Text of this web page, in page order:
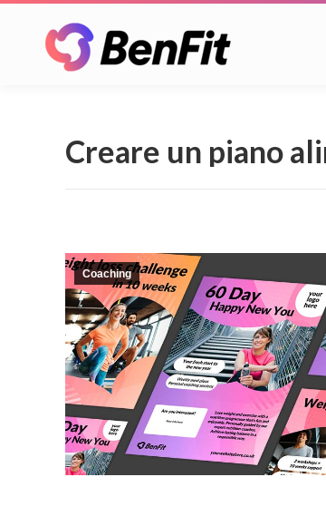
Creare un piano
Coaching